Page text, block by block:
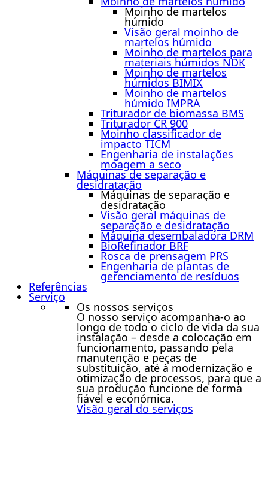
Moinho de martelos
húmido
Visão geral moinho de
martelos húmido
Moinho de martelos para
materiais húmidos NDK
Moinho de martelos
húmidos BIMIX
Moinho de martelos
húmido IMPRA
Triturador de biomassa BMS
Triturador CR 900
Moinho classificador de
impacto TICM
Engenharia de instalações
moagem a seco
Máquinas de separação e
desidratação
Máquinas de separação e
desidratação
Visão geral máquinas de
separação e desidratação
Máquina desembaladora DRM
BioRefinador BRF
Rosca de prensagem PRS
Engenharia de plantas de
gerenciamento de resíduos
Referências
Serviço
Os nossos serviços
O nosso serviço acompanha-o ao
longo de todo o ciclo de vida da sua
instalação – desde a colocação em
funcionamento, passando pela
manutenção e peças de
substituição, até à modernização e
otimização de processos, para que a
sua produção funcione de forma
fiável e económica.
Visão geral do serviços